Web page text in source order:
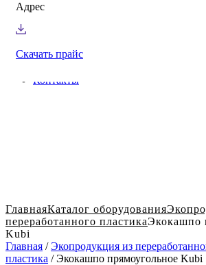
Доставка и оплата в Твери
Контакты
Адрес
Скачать прайс
ГлавнаяКаталог оборудования
переработанного пластикаЭкокашпо
Kubi
Главная /Экопродукция из
пластика / Экокашпо прямоугольное Kubi